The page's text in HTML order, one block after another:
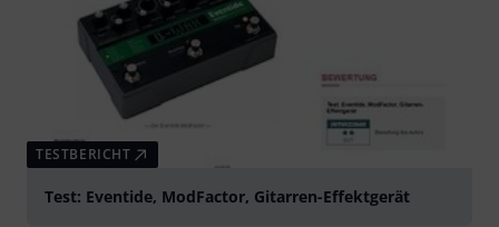
TESTBERICHT
Test: Eventide, ModFactor, Gitarren-Effektgerät